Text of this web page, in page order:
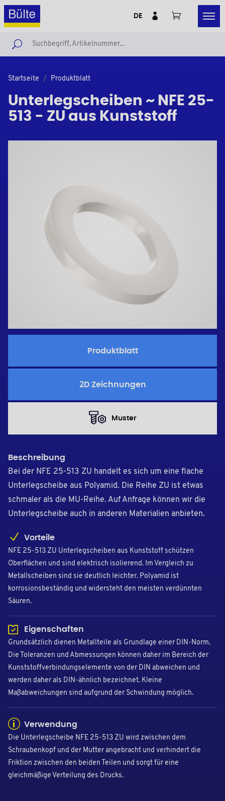
DE
Startseite Produktblatt
Unterlegscheiben ~ NFE 25-
513 - ZU aus Kunststoff
Produktblatt
2D Zeichnungen
Muster
Beschreibung
Bei der NFE 25-513 ZU handelt es sich um eine flache
Unterlegscheibe aus Polyamid. Die Reihe ZU ist etwas
schmaler als die MU-Reihe. Auf Anfrage können wir die
Unterlegscheibe auch in anderen Materialien anbieten.
Vorteile
NFE 25-513 ZU Unterlegscheiben aus Kunststoff schützen
Oberflächen und sind elektrisch isolierend. Im Vergleich zu
Metallscheiben sind sie deutlich leichter. Polyamid ist
korrosionsbeständig und widersteht den meisten verdünnten
Säuren.
Eigenschaften
Grundsätzlich dienen Metallteile als Grundlage einer DIN-Norm.
Die Toleranzen und Abmessungen können daher im Bereich der
Kunststoffverbindungselemente von der DIN abweichen und
werden daher als DIN-ähnlich bezeichnet. Kleine
Maßabweichungen sind aufgrund der Schwindung möglich.
Verwendung
Die Unterlegscheibe NFE 25-513 ZU wird zwischen dem
Schraubenkopf und der Mutter angebracht und verhindert die
Friktion zwischen den beiden Teilen und sorgt für eine
gleichmäßige Verteilung des Drucks.